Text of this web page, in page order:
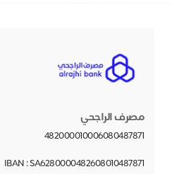
مصرف الراجحي
482000010006080487871
IBAN : SA6280000482608010487871